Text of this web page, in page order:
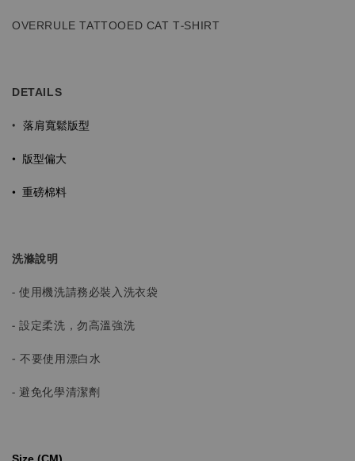
OVERRULE TATTOOED CAT T-SHIRT
DETAILS
• 落肩寬鬆版型
• 版型偏大
• 重磅棉料
洗滌說明
- 使用機洗請務必裝入洗衣袋
- 設定柔洗，勿高溫強洗
-不要使用漂白水
- 避免化學清潔劑
Size (CM)⁡⁡